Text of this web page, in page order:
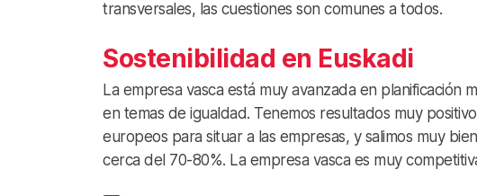
transversales, las cuestiones son comunes a todos.
Sostenibilidad en Euskadi
La empresa vasca está muy avanzada en planificación
en temas de igualdad. Tenemos resultados muy
europeos para situar a las empresas, y salimos muy
cerca del 70-80%. La empresa vasca es muy